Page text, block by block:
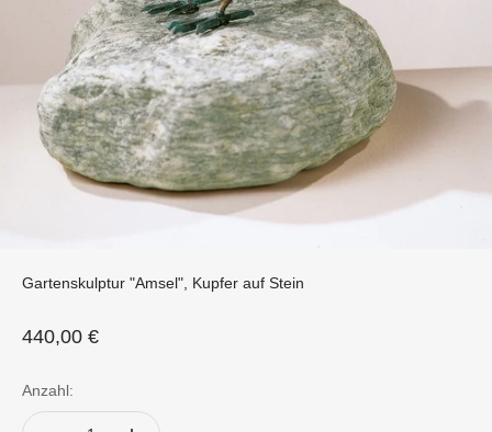
Gartenskulptur "Amsel", Kupfer auf Stein
Angebot
440,00 €
Anzahl: